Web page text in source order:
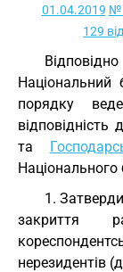
01.04.2019 №
129
порядку
відповідність
та
1.
закриття
нерезидентів